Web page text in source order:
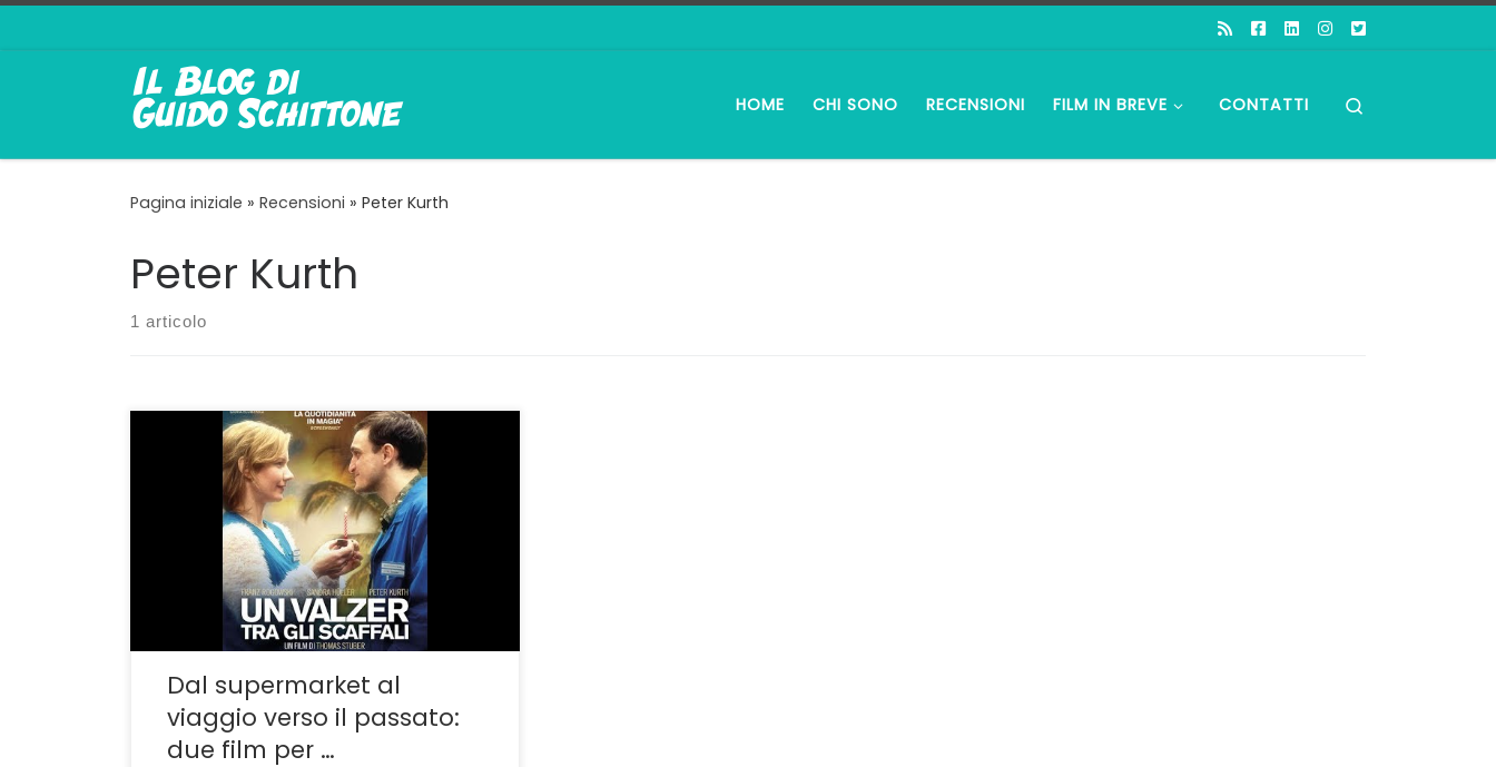
HOME CHI SONO RECENSIONI FILM IN BREVE CONTATTI
Pagina iniziale » Recensioni » Peter Kurth
Peter Kurth
1 articolo
L’OCCASIONE è stata offerta dal Cinema
Teatro Orione di Bologna che in tempi di
Covid-19 offre agli appassionati due film in
streaming gratuito un paio di giorni la
settimana, week end compreso. A fine marzo,
se si esclude l’ottimo Un Mondo Fragile,
recensito a suo tempo
qui(lhttp://guido.sgwebitaly.it/articoli/le-
immagini-belle-e-tragiche-di-un-mondo-
fragile-fatto-di-polvere-e-sconfitte/ ) sono
Dal supermarket al
viaggio verso il passato:
due film per …